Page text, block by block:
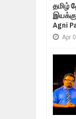
தமிழ்
Agni
Apr